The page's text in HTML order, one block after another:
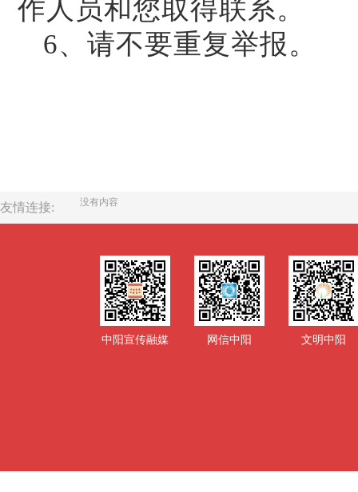
作人员和您取得联系。
6、请不要重复举报。
友情连接: 没有内容
中阳宣传融媒 网信中阳 文明中阳